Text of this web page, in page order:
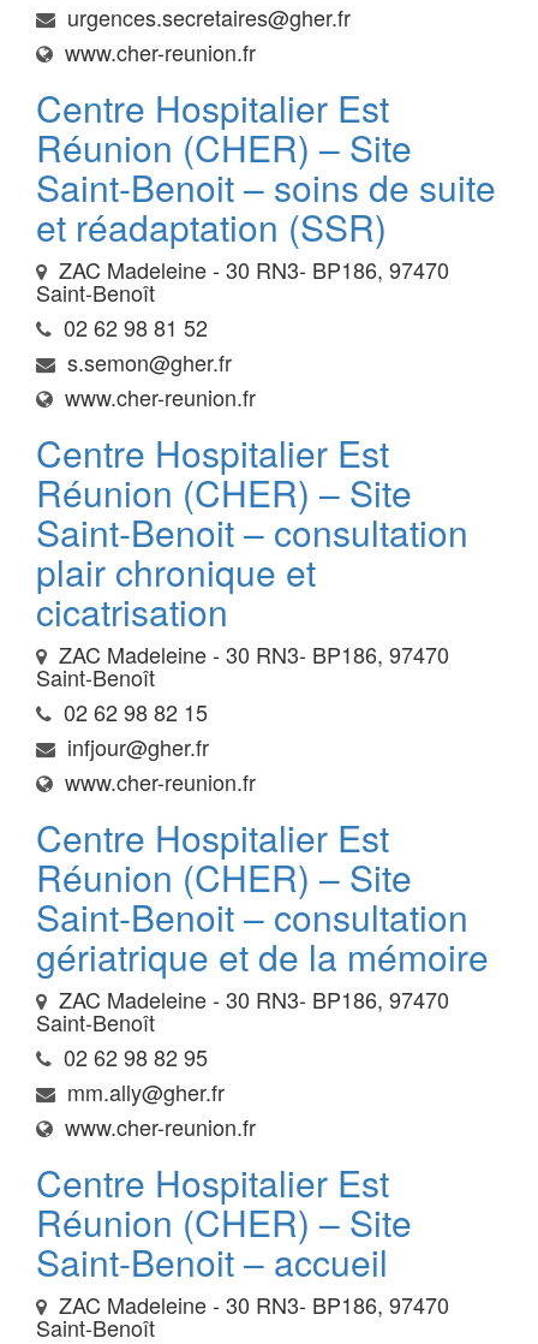
urgences.secretaires@gher.fr
www.cher-reunion.fr
Centre Hospitalier Est
Réunion (CHER) – Site
Saint-Benoit – soins de suite
et réadaptation (SSR)
ZAC Madeleine - 30 RN3- BP186, 97470
Saint-Benoît
02 62 98 81 52
s.semon@gher.fr
www.cher-reunion.fr
Centre Hospitalier Est
Réunion (CHER) – Site
Saint-Benoit – consultation
plair chronique et
cicatrisation
ZAC Madeleine - 30 RN3- BP186, 97470
Saint-Benoît
02 62 98 82 15
infjour@gher.fr
www.cher-reunion.fr
Centre Hospitalier Est
Réunion (CHER) – Site
Saint-Benoit – consultation
gériatrique et de la mémoire
ZAC Madeleine - 30 RN3- BP186, 97470
Saint-Benoît
02 62 98 82 95
mm.ally@gher.fr
www.cher-reunion.fr
Centre Hospitalier Est
Réunion (CHER) – Site
Saint-Benoit – accueil
ZAC Madeleine - 30 RN3- BP186, 97470
Saint-Benoît